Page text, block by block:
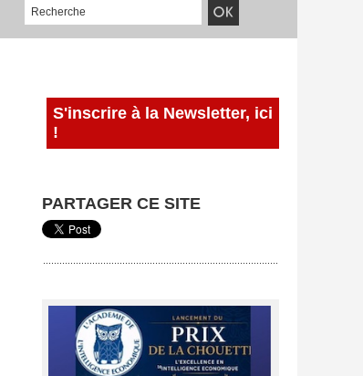
S'inscrire à la Newsletter, ici
!
PARTAGER CE SITE